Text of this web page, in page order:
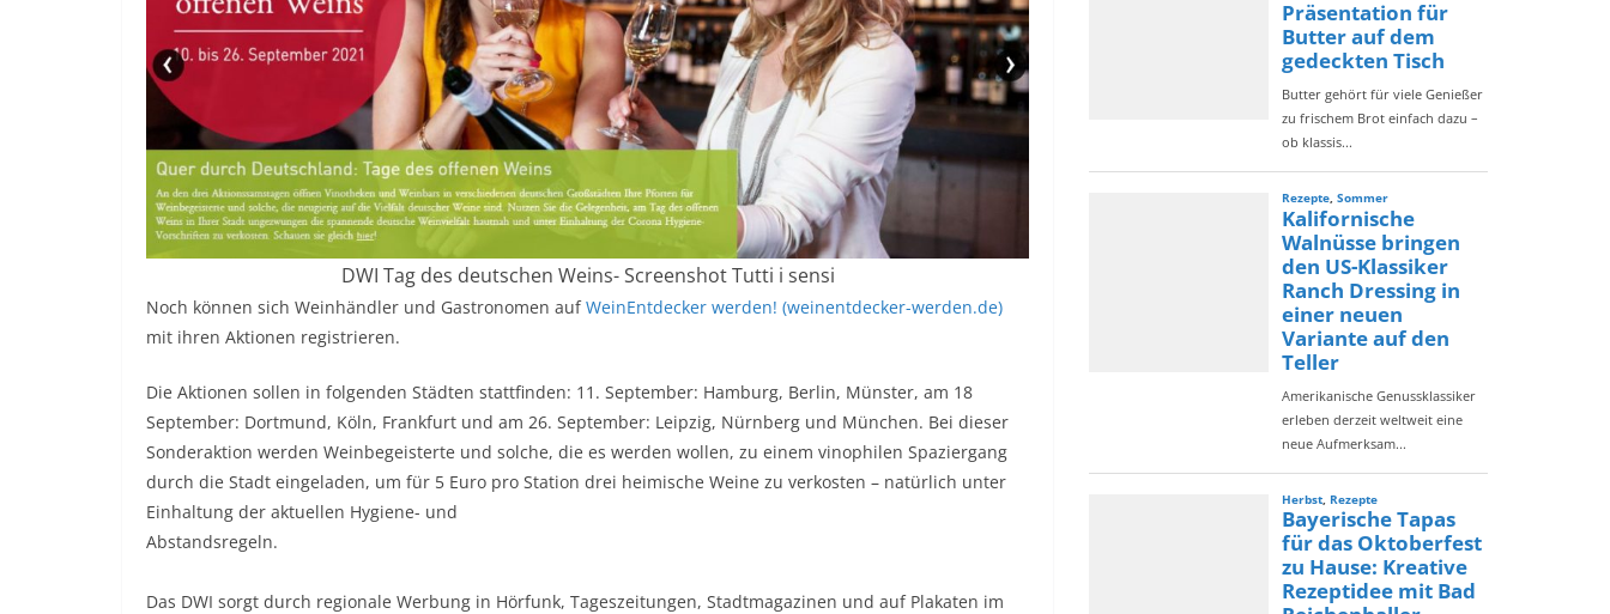
DWI Tag des deutschen Weins- Screenshot Tutti i sensi
Noch können sich Weinhändler und Gastronomen aufWeinEntdecker werden! (weinentdecker-werden.de)
mit ihren Aktionen registrieren.
Die Aktionen sollen in folgenden Städten stattfinden: 11. September: Hamburg, Berlin, Münster, am 18
September: Dortmund, Köln, Frankfurt und am 26. September: Leipzig, Nürnberg und München. Bei dieser
Sonderaktion werden Weinbegeisterte und solche, die es werden wollen, zu einem vinophilen Spaziergang
durch die Stadt eingeladen, um für 5 Euro pro Station drei heimische Weine zu verkosten – natürlich unter
Einhaltung der aktuellen Hygiene- und
Abstandsregeln.
Das DWI sorgt durch regionale Werbung in Hörfunk, Tageszeitungen, Stadtmagazinen und auf Plakaten im